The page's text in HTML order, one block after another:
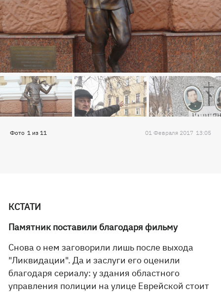
Фото 1 из 11 01 Февраля 2017 13:05
КСТАТИ
Памятник поставили благодаря фильму
Снова о нем заговорили лишь после выхода
"Ликвидации". Да и заслуги его оценили
благодаря сериалу: у здания областного
управления полиции на улице Еврейской стоит